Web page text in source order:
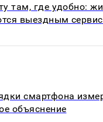
там, где удобно:
выездным
смартфона
объяснение